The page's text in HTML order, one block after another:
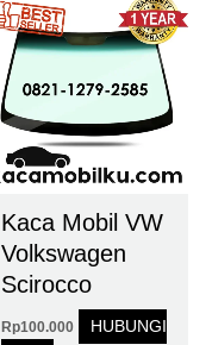
Kaca Mobil VW
Volkswagen
Scirocco
Rp100.000
HUBUNGI